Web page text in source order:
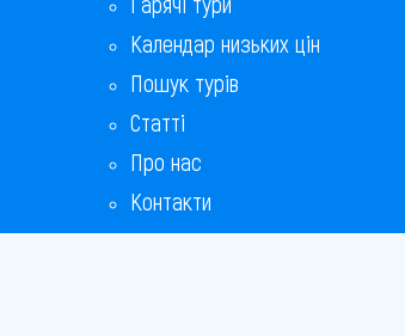
Календар низьких цін
Пошук турів
Статті
Про нас
Контакти
Бонусна програма